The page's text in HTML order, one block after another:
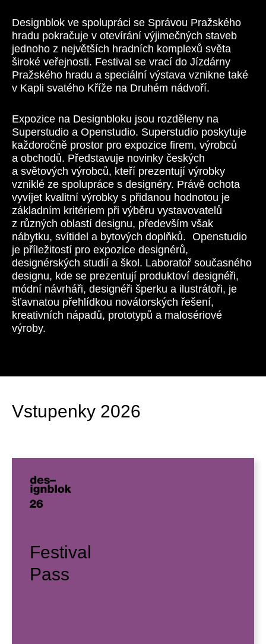
Designblok ve spolupráci se Správou Pražského
hradu pokračuje v otevírání výjimečných staveb
jednoho z největších hradních komplexů světa
široké veřejnosti. Festival se vrací do Jízdárny
Pražského hradu a speciální výstava vznikne také
v Kapli svatého Kříže na Druhém nádvoří.
Expozice na Designbloku jsou rozděleny na
Superstudio a Openstudio. Superstudio poskytuje
každoročně prostor pro expozice firem, výrobců
a obchodů. Představuje novinky českých
a světových výrobců, kteří prezentují výrobky
vzniklé ze spolupráce s designéry. Právě ochota
vyvíjet kvalitní výrobky s přidanou hodnotou je
základním kritériem při výběru vystavovatelů
z různých oblastí designu, především však
nábytku, svítidel a bytových doplňků. Openstudio
je příležitostí pro expozice designérů,
designérských studií a škol. Laboratoř současného
designu, kde se prezentují produktoví designéři,
módní návrháři, designéři šperku a ilustrátoři, je
šťavnatou přehlídkou novátorských řešení,
kreativních nápadů, prototypů a malosériové
výroby.
Vstupenky 2026
Festival
Pass